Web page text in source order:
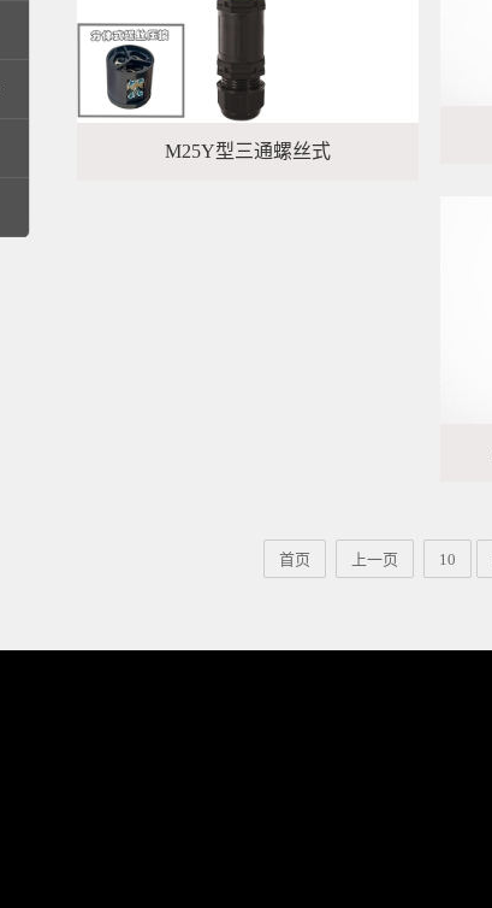
M25Y型三通螺丝式
首页 上一页 10